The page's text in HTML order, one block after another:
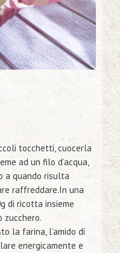
tocchetti, cuocerla
ad un filo d’acqua,
a quando risulta
raffreddare.In una
di ricotta insieme
zucchero.
la farina, l’amido di
energicamente e